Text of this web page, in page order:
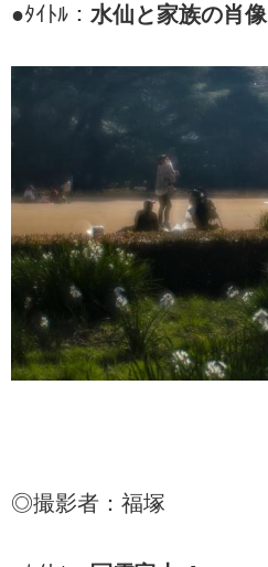
●ﾀｲﾄﾙ： 水仙と家族の肖像
◎撮影者：福塚